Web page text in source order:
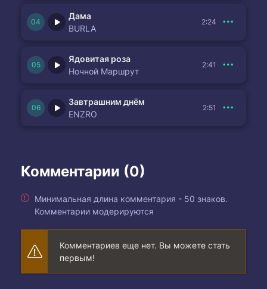
Дама
BURLA
2:24
Ядовитая роза
Ночной Маршрут
2:41
Завтрашним днём
ENZRO
2:51
Комментарии (0)
Минимальная длина комментария - 50 знаков.
Комментарии модерируются
Комментариев еще нет. Вы можете стать
первым!